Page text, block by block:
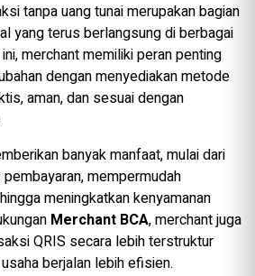
tanpa uang tunai merupakan bagian
yang terus berlangsung di berbagai
merchant memiliki peran penting
dengan menyediakan metode
aman, dan sesuai dengan
banyak manfaat, mulai dari
mempermudah
meningkatkan kenyamanan
Merchant BCA, merchant juga
QRIS secara lebih terstruktur
berjalan lebih efisien.